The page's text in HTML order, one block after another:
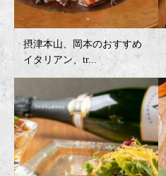
摂津本山、岡本のおすすめ
イタリアン、tr...